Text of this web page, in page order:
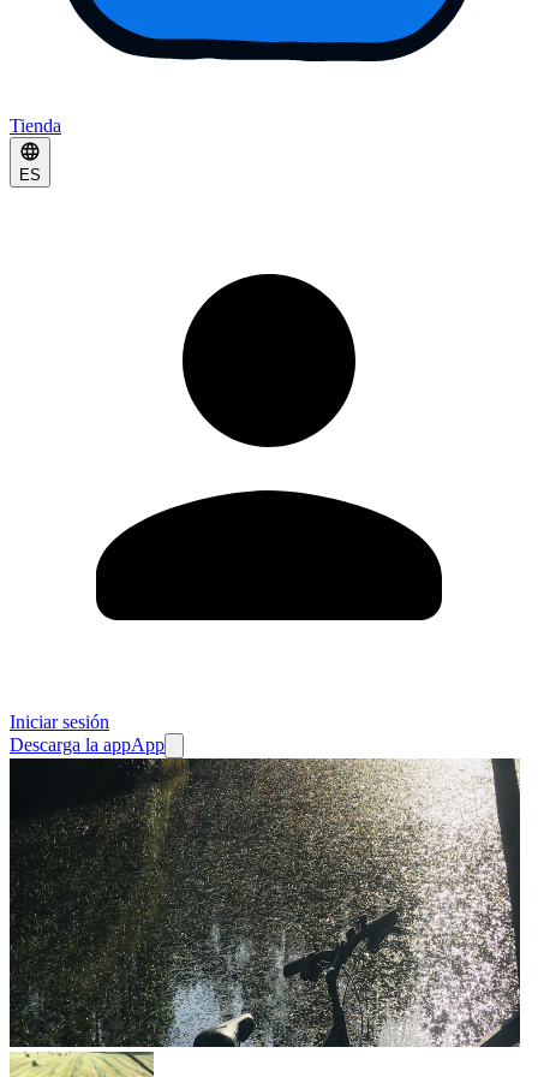
Tienda
ES
Iniciar sesión
Descarga la appApp